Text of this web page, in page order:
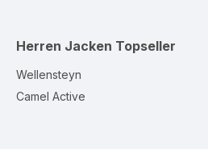
Herren Jacken Topseller
Wellensteyn
Camel Active